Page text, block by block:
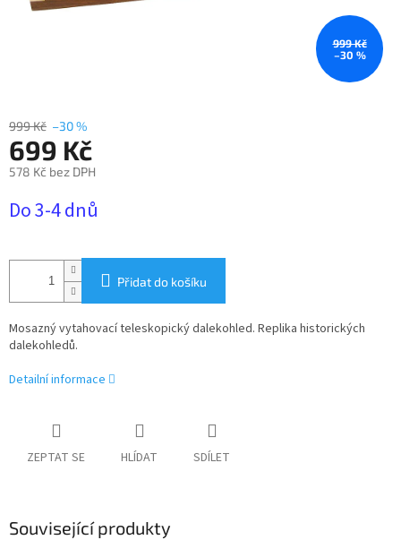
999 Kč
–30 %
999 Kč –30 %
699 Kč
578 Kč bez DPH
cena:
Do 3-4 dnů
Přidat do košíku
Mosazný vytahovací teleskopický dalekohled. Replika historických
dalekohledů.
Detailní informace
ZEPTAT SE HLÍDAT SDÍLET
Související produkty